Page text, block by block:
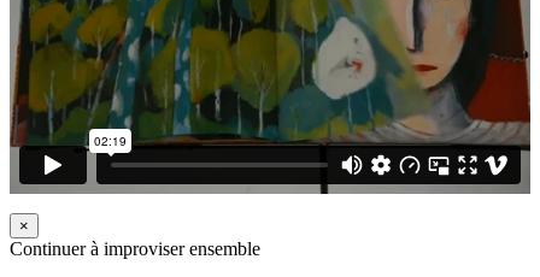
×
Continuer à improviser ensemble